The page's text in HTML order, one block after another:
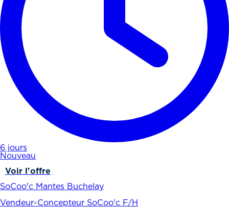
6 jours
Nouveau
Voir l'offre
SoCoo'c Mantes Buchelay
Vendeur-Concepteur SoCoo'c F/H